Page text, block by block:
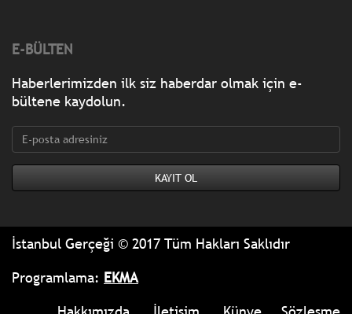
E-BÜLTEN
Haberlerimizden ilk siz haberdar olmak için e-
bültene kaydolun.
İstanbul Gerçeği © 2017 Tüm Hakları Saklıdır
Programlama: EKMA